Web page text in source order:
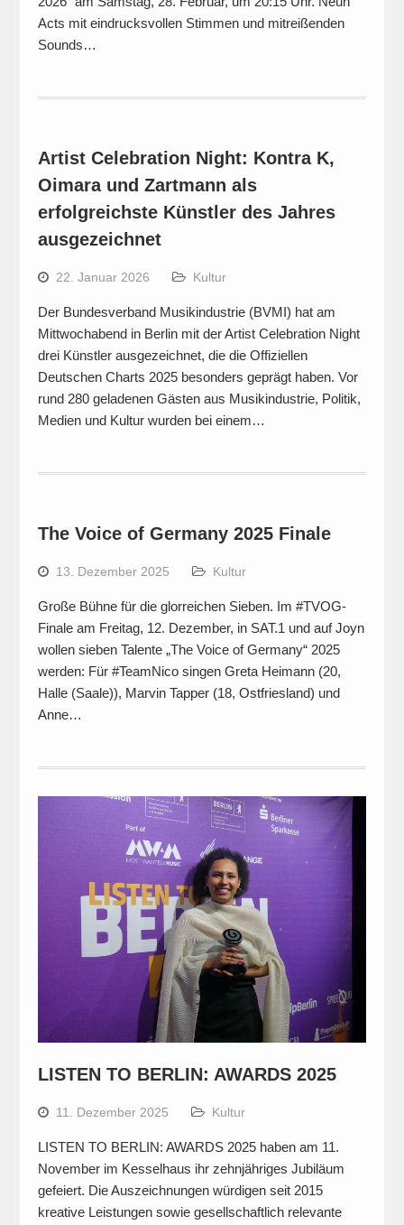
Acts mit eindrucksvollen Stimmen und mitreißenden
Sounds…
Artist Celebration Night: Kontra K,
Oimara und Zartmann als
erfolgreichste Künstler des Jahres
ausgezeichnet
22. Januar 2026 Kultur
Der Bundesverband Musikindustrie (BVMI) hat am
Mittwochabend in Berlin mit der Artist Celebration Night
drei Künstler ausgezeichnet, die die Offiziellen
Deutschen Charts 2025 besonders geprägt haben. Vor
rund 280 geladenen Gästen aus Musikindustrie, Politik,
Medien und Kultur wurden bei einem…
The Voice of Germany 2025 Finale
13. Dezember 2025 Kultur
Große Bühne für die glorreichen Sieben. Im #TVOG-
Finale am Freitag, 12. Dezember, in SAT.1 und auf Joyn
wollen sieben Talente „The Voice of Germany“ 2025
werden: Für #TeamNico singen Greta Heimann (20,
Halle (Saale)), Marvin Tapper (18, Ostfriesland) und
Anne…
LISTEN TO BERLIN: AWARDS 2025
11. Dezember 2025 Kultur
LISTEN TO BERLIN: AWARDS 2025 haben am 11.
November im Kesselhaus ihr zehnjähriges Jubiläum
gefeiert. Die Auszeichnungen würdigen seit 2015
kreative Leistungen sowie gesellschaftlich relevante